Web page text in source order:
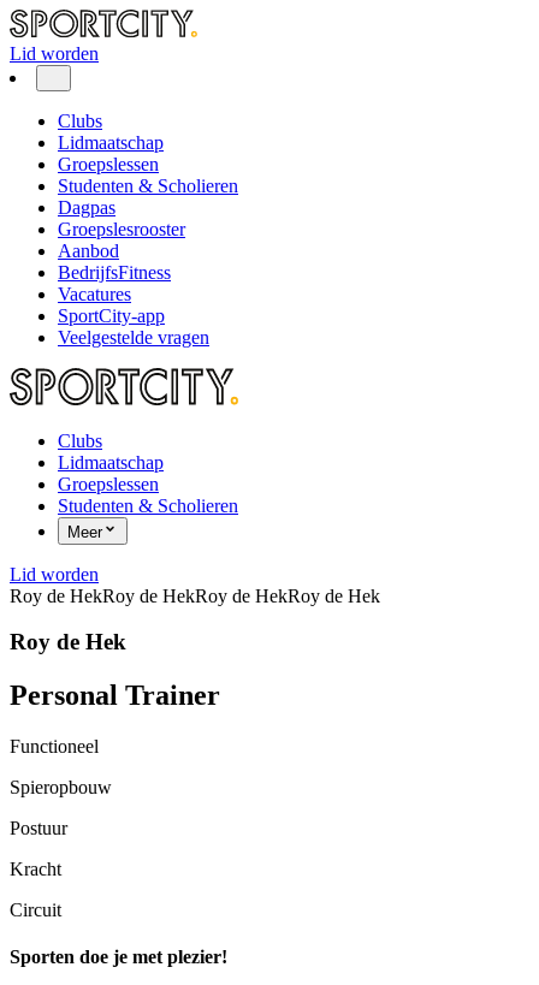
Lid worden
Clubs
Lidmaatschap
Groepslessen
Studenten & Scholieren
Dagpas
Groepslesrooster
Aanbod
BedrijfsFitness
Vacatures
SportCity-app
Veelgestelde vragen
Clubs
Lidmaatschap
Groepslessen
Studenten & Scholieren
Meer
Lid worden
Roy de HekRoy de HekRoy de HekRoy de Hek
Roy de Hek
Personal Trainer
Functioneel
Spieropbouw
Postuur
Kracht
Circuit
Sporten doe je met plezier!